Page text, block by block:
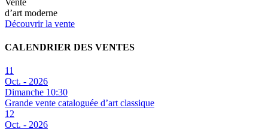
d’art moderne
Découvrir la vente
CALENDRIER DES VENTES
11
Oct. - 2026
Dimanche 10:30
Grande vente cataloguée d’art classique
12
Oct. - 2026